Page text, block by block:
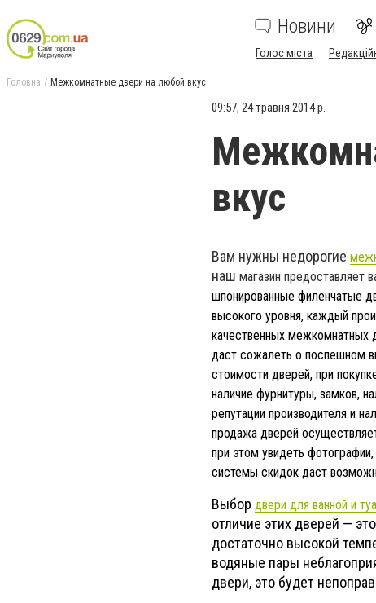
Новини
Голос міста
Головна Межкомнатные двери на любой вкус
09:57, 24 травня 2014 р.
вкус
Вам нужны недорогие
наш магазин предоставляет
шпонированные филенчатые
высокого уровня, каждый
качественных межкомнатных
даст сожалеть о поспешном
стоимости дверей, при
наличие фурнитуры, замков,
репутации производителя и
продажа дверей
при этом увидеть
системы скидок даст
Выбор двери для ванной и
отличие этих дверей —
достаточно высокой
водяные пары
двери, это будет